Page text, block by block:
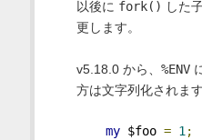
以後に fork() した
更します。
v5.18.0 から、 %ENV
方は文字列化されます
my $foo = 1 ;